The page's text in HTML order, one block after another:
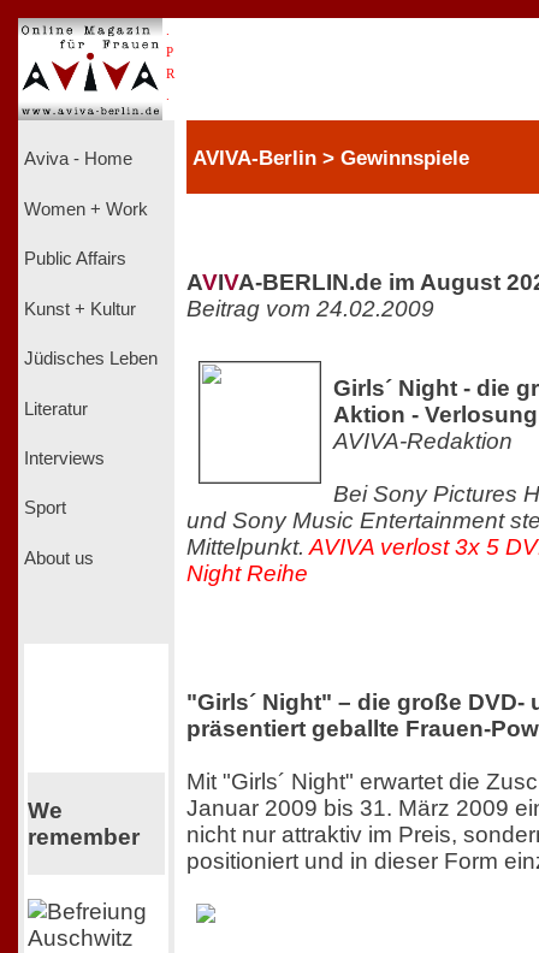
P
R
Aviva - Home
Women + Work
Public Affairs
Kunst + Kultur
Jüdisches Leben
Literatur
Interviews
Sport
About us
We
remember
AVIVA-Berlin > Gewinnspiele
AVIVA-BERLIN.de im August
Beitrag vom 24.02.2009
Girls´ Night - die
Aktion - Verlosung
AVIVA-Redaktion
Bei Sony Pictures
und Sony Music Entertainment
Mittelpunkt. AVIVA verlost 3x 5
Night Reihe
"Girls´ Night" – die große DVD-
präsentiert geballte Frauen-
Mit "Girls´ Night" erwartet die
Januar 2009 bis 31. März 2009
nicht nur attraktiv im Preis,
positioniert und in dieser Form